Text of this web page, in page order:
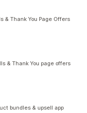
& Thank You Page Offers
& Thank You page offers
bundles & upsell app